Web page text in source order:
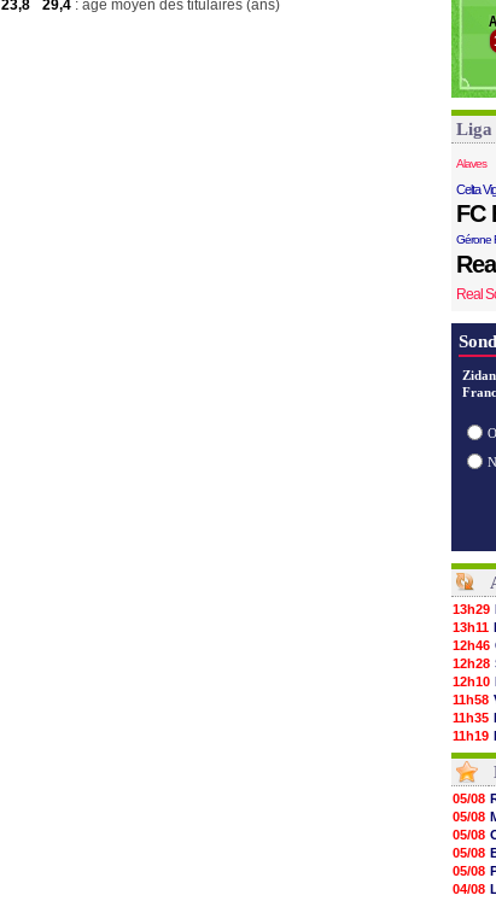
23,8
29,4 : age moyen des titulaires (ans)
Liga
Alaves
Celta
FC
Gérone
Real
13h29
13h11
12h46
12h28
12h10
11h58
11h35
11h19
11h07
10h53
10h36
10h13
09h51
09h32
09h11
08h57
08h39
05/08
05/08
05/08
05/08
05/08
04/08